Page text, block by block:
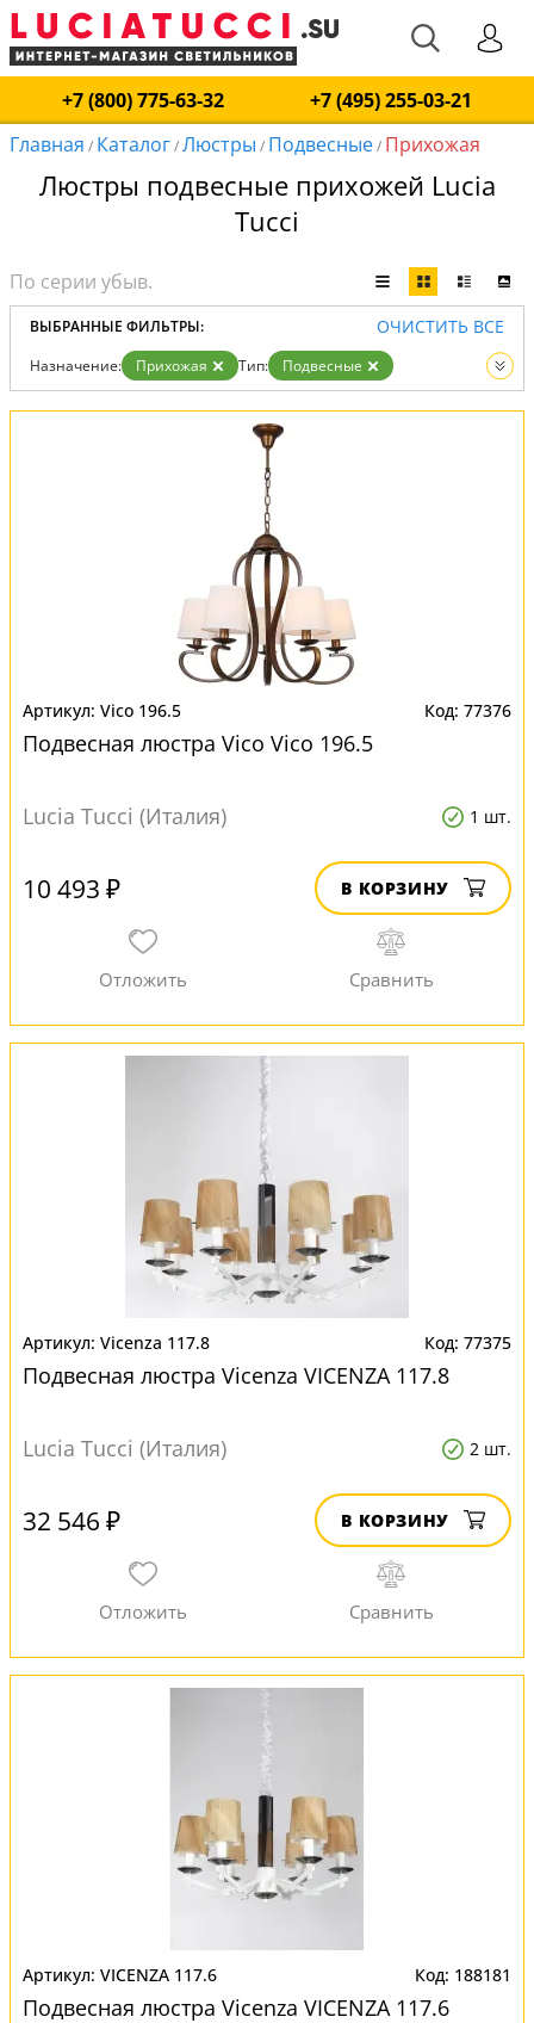
+7 (800) 775-63-32
+7 (495) 255-03-21
Главная / Каталог/Люстры / Подвесные/ Прихожая
Люстры подвесные прихожей Lucia
Tucci
ВЫБРАННЫЕ ФИЛЬТРЫ: ОЧИСТИТЬ ВСЕ
Назначение: Прихожая Тип:
Подвесные
Вид:
Люстры
Vico 196.5 77376
Подвесная люстра Vico Vico 196.5
Lucia Tucci (Италия) 1 шт.
10 493 ₽ В КОРЗИНУ
Vicenza 117.8 77375
Подвесная люстра Vicenza VICENZA 117.8
Lucia Tucci (Италия) 2 шт.
32 546 ₽ В КОРЗИНУ
VICENZA 117.6 188181
Подвесная люстра Vicenza VICENZA 117.6